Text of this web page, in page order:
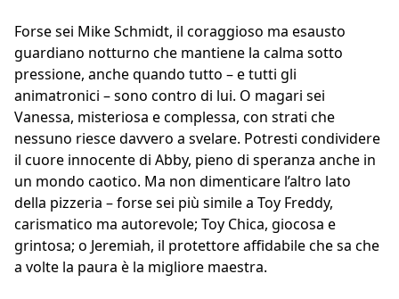
Forse sei Mike Schmidt, il coraggioso ma esausto
guardiano notturno che mantiene la calma sotto
pressione, anche quando tutto – e tutti gli
animatronici – sono contro di lui. O magari sei
Vanessa, misteriosa e complessa, con strati che
nessuno riesce davvero a svelare. Potresti condividere
il cuore innocente di Abby, pieno di speranza anche in
un mondo caotico. Ma non dimenticare l’altro lato
della pizzeria – forse sei più simile a Toy Freddy,
carismatico ma autorevole; Toy Chica, giocosa e
grintosa; o Jeremiah, il protettore affidabile che sa che
a volte la paura è la migliore maestra.